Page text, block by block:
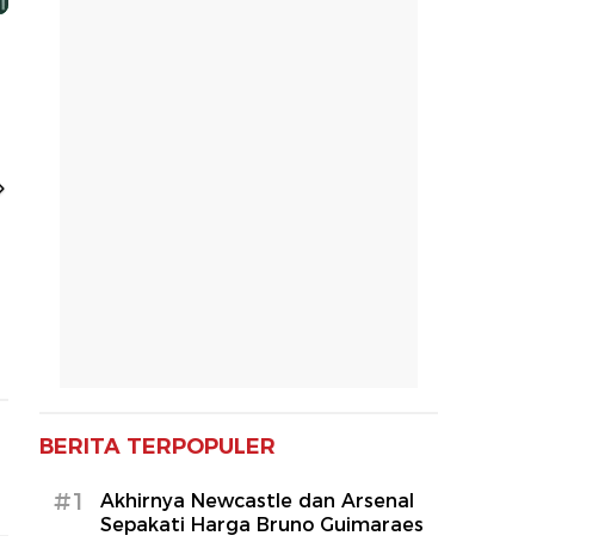
BERITA TERPOPULER
#1
Akhirnya Newcastle dan Arsenal
Sepakati Harga Bruno Guimaraes